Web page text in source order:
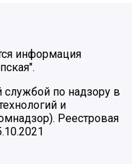
информация
службой по надзору в
и
Реестровая